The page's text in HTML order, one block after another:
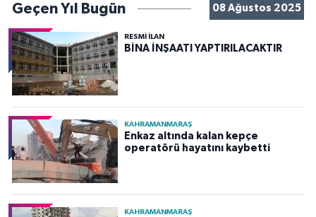
Geçen Yıl Bugün 08 Ağustos 2025
RESMİ İLAN
BİNA İNŞAATI YAPTIRILACAKTIR
KAHRAMANMARAŞ
Enkaz altında kalan kepçe
operatörü hayatını kaybetti
KAHRAMANMARAŞ